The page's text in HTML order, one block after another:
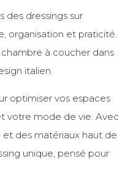
des dressings sur
organisation et praticité.
à coucher dans
italien.
optimiser vos espaces
votre mode de vie. Avec
des matériaux haut de
unique, pensé pour